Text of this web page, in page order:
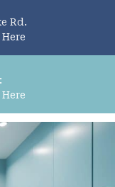
Rd.
Here
Here